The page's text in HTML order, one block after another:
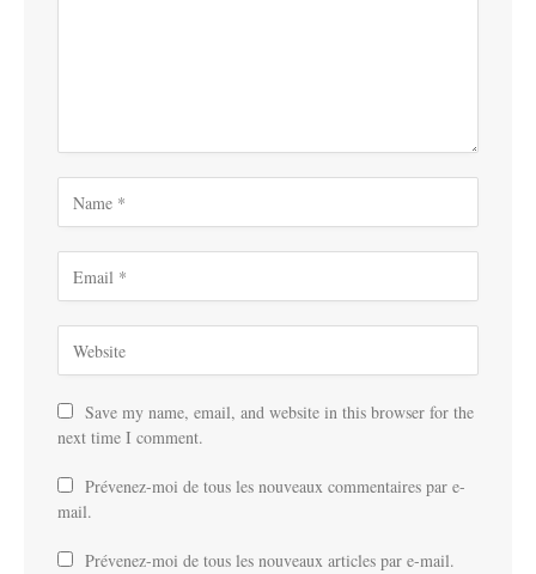
Save my name, email, and website in this browser for the
next time I comment.
Prévenez-moi de tous les nouveaux commentaires par e-
mail.
Prévenez-moi de tous les nouveaux articles par e-mail.